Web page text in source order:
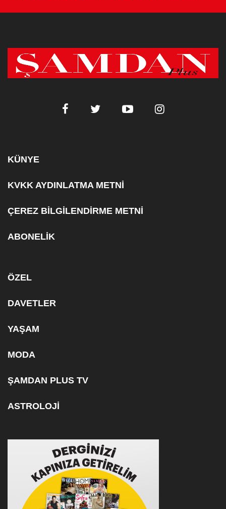
KÜNYE
KVKK AYDINLATMA METNİ
ÇEREZ BİLGİLENDİRME METNİ
ABONELİK
ÖZEL
DAVETLER
YAŞAM
MODA
ŞAMDAN PLUS TV
ASTROLOJİ